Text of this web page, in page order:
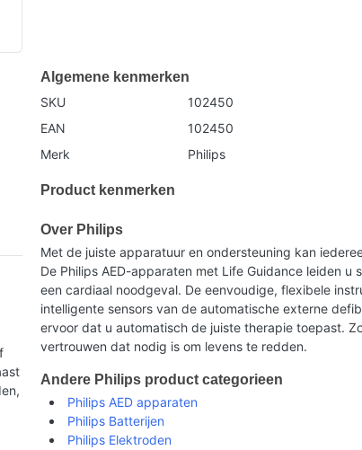
Algemene kenmerken
SKU
102450
EAN
102450
Merk
Philips
Product kenmerken
Over Philips
Met de juiste apparatuur en ondersteuning kan
De Philips AED-apparaten met Life Guidance leiden u
een cardiaal noodgeval. De eenvoudige, flexibele
intelligente sensors van de automatische externe
ervoor dat u automatisch de juiste therapie toepast.
vertrouwen dat nodig is om levens te redden.
Andere Philips product categorieen
Philips AED apparaten
Philips Batterijen
Philips Elektroden